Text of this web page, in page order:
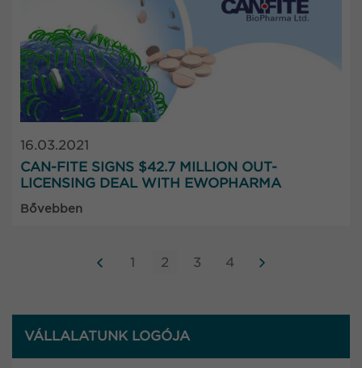
VÁLLALATUNK LOGÓJA
16.03.2021
CAN-FITE SIGNS $42.7 MILLION OUT-
LICENSING DEAL WITH EWOPHARMA
Bővebben
1 2 3 4